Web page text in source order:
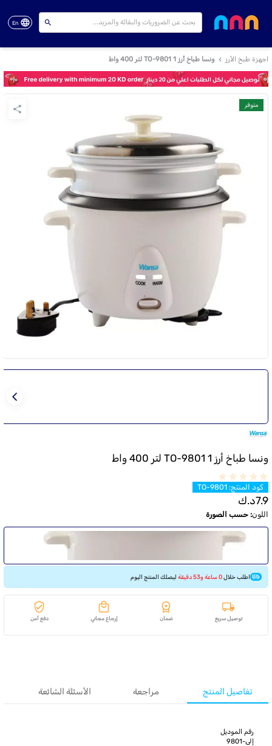
En
اجهزة طبخ الأرز ونسا طباخ أرز TO-9801 1 لتر 400 واط
متوفر
ونسا طباخ أرز TO-9801 1 لتر 400 واط
كود المنتج:
TO-9801
7.9د.ك
اللون: حسب الصورة
اطلب خلال0 ساعة و53 دقيقة ليصلك المنتج اليوم
توصيل سريع ضمان إرجاع مجاني دفع آمن
تفاصيل المنتج مراجعة الأسئلة الشائعة
رقم الموديل
إلى-9801